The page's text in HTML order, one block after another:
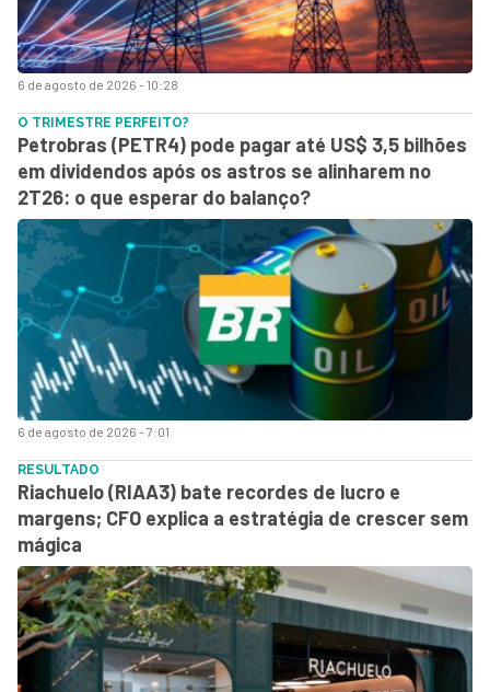
6 de agosto de 2026 - 10:28
6 de agosto de 2026 - 7:01
O TRIMESTRE PERFEITO?
Petrobras (PETR4) pode pagar até US$ 3,5 bilhões
em dividendos após os astros se alinharem no
2T26: o que esperar do balanço?
RESULTADO
Riachuelo (RIAA3) bate recordes de lucro e
margens; CFO explica a estratégia de crescer sem
mágica